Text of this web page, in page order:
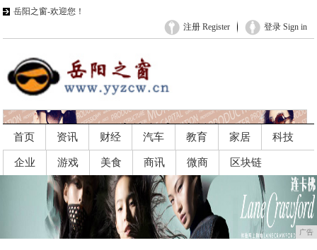
岳阳之窗-欢迎您！
登录 Sign in
注册 Register
首页 资讯 财经 汽车 教育 家居 科技
企业 游戏 美食 商讯 微商 区块链
广告